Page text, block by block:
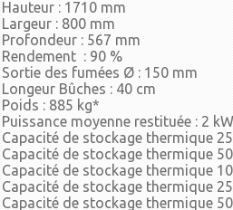
Hauteur : 1710 mm
Largeur : 800 mm
Profondeur : 567 mm
Rendement : 90 %
Sortie des fumées Ø : 150 mm
Longeur Bûches : 40 cm
Poids : 885 kg*
Puissance moyenne restituée : 2 kW
Capacité de stockage thermique
Capacité de stockage thermique
Capacité de stockage thermique
Capacité de stockage thermique
Capacité de stockage thermique